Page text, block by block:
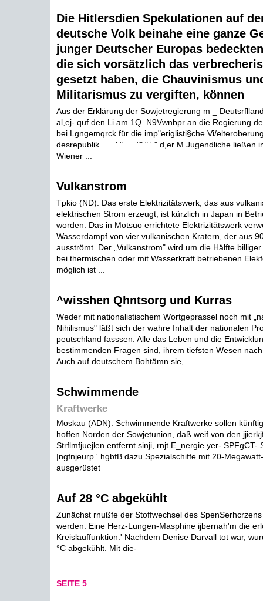
Die Hitlersdien Spekulationen auf
deutsche Volk beinahe eine ganze
junger Deutscher Europas
die sich vorsätzlich das
gesetzt haben, die Chauvinismus
Militarismus zu vergiften, können
Aus der Erklärung der Sowjetregierung m _
al,ej- quf den Li am 1Q. N9Vwnbpr an die Regierung
bei Lgngemqrck für die imp"eriglisti§che Vi/
desrepublik ..... ' " ....."" " ' " d,er M Jugendliche ließen
Wiener ...
Vulkanstrom
Tpkio (ND). Das erste Elektrizitätswerk, das aus
elektrischen Strom erzeugt, ist kürzlich in Japan in
worden. Das in Motsuo errichtete Elektrizitätswerk
Wasserdampf von vier vulkanischen Kratern, der aus
ausströmt. Der „Vulkanstrom" wird um die Hälfte
bei thermischen oder mit Wasserkraft betriebenen
möglich ist ...
^wisshen Qhntsorg und Kurras
Weder mit nationalistischem Wortgeprassel noch mit
Nihilismus" läßt sich der wahre Inhalt der nationalen
peutschland fasssen. Alle das Leben und die
bestimmenden Fragen sind, ihrem tiefsten Wesen
Auch auf deutschem Bohtämn sie, ...
Schwimmende
Kraftwerke
Moskau (ADN). Schwimmende Kraftwerke sollen
hoffen Norden der Sowjetunion, daß weif von den
Strflmfjuejlen entfernt sinji, rnjt E_nergie yer- SPFgCT-
|ngfnjeurp ' hgbfB dazu Spezialschiffe mit 20-
ausgerüstet
Auf 28 °C abgekühlt
Zunächst rnußfe der Stoffwechsel des
werden. Eine Herz-Lungen-Masphine ijbernah'm die
Kreislauffunktion.' Nachdem Denise Darvall tot war,
°C abgekühlt. Mit die-
SEITE 5